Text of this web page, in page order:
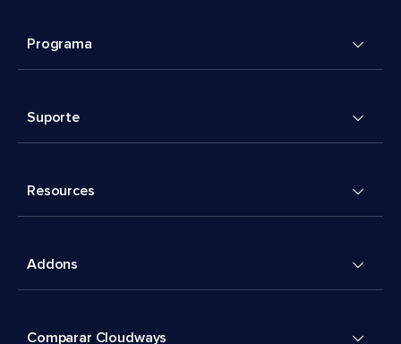
Programa
Suporte
Resources
Addons
Comparar Cloudways